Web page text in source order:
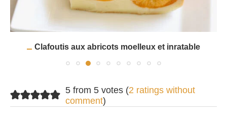
Clafoutis aux abricots moelleux et inratable
5 from 5 votes (2 ratings without
comment)